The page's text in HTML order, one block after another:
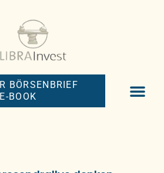
BÖRSENBRIEF
BOOK